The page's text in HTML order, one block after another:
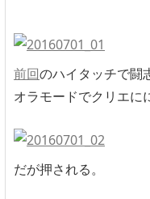
前回のハイタッチで闘
オラモードでクリエに
だが押される。